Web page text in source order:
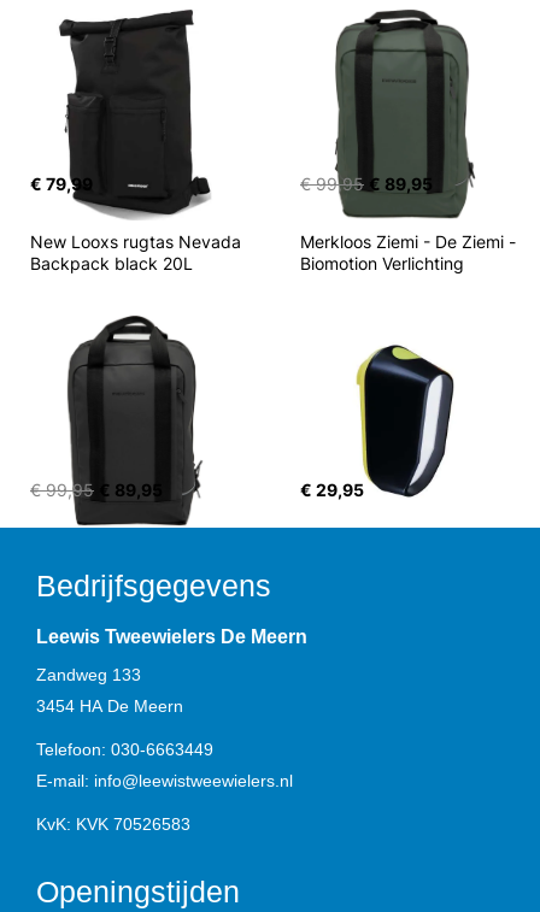
€ 79,99 € 99,95 € 89,95
New Looxs rugtas Nevada
Backpack black 20L
€ 99,95 € 89,95
Merkloos Ziemi - De Ziemi -
Biomotion Verlichting
€ 29,95
Bedrijfsgegevens
Leewis Tweewielers De Meern
Zandweg 133
3454 HA De Meern
Telefoon: 030-6663449
E-mail: info@leewistweewielers.nl
KvK: KVK 70526583
Openingstijden